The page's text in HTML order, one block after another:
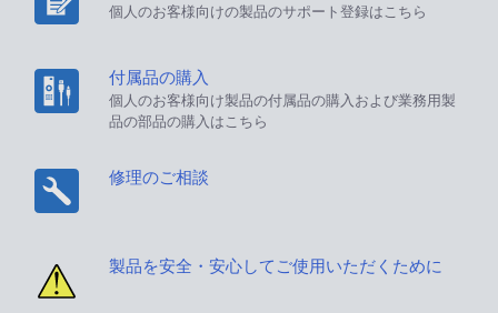
個人のお客様向けの製品のサポート登録はこちら
付属品の購入
個人のお客様向け製品の付属品の購入および業務用製
品の部品の購入はこちら
修理のご相談
製品を安全・安心してご使用いただくために